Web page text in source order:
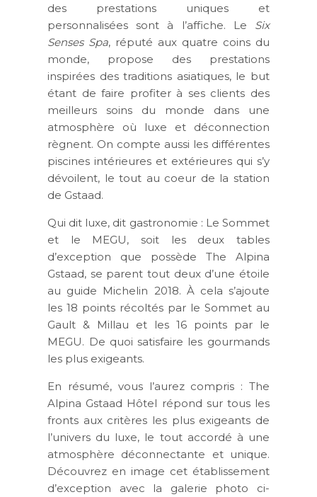
des prestations uniques et
personnalisées sont à l’affiche. Le Six
Senses Spa, réputé aux quatre coins du
monde, propose des prestations
inspirées des traditions asiatiques, le but
étant de faire profiter à ses clients des
meilleurs soins du monde dans une
atmosphère où luxe et déconnection
règnent. On compte aussi les différentes
piscines intérieures et extérieures qui s’y
dévoilent, le tout au coeur de la station
de Gstaad.
Qui dit luxe, dit gastronomie : Le Sommet
et le MEGU, soit les deux tables
d’exception que possède The Alpina
Gstaad, se parent tout deux d’une étoile
au guide Michelin 2018. À cela s’ajoute
les 18 points récoltés par le Sommet au
Gault & Millau et les 16 points par le
MEGU. De quoi satisfaire les gourmands
les plus exigeants.
En résumé, vous l’aurez compris : The
Alpina Gstaad Hôtel répond sur tous les
fronts aux critères les plus exigeants de
l’univers du luxe, le tout accordé à une
atmosphère déconnectante et unique.
Découvrez en image cet établissement
d’exception avec la galerie photo ci-